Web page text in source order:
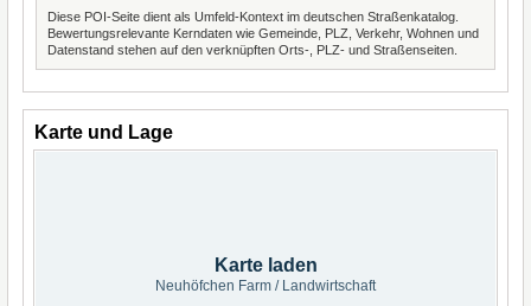
Diese POI-Seite dient als Umfeld-Kontext im deutschen Straßenkatalog.
Bewertungsrelevante Kerndaten wie Gemeinde, PLZ, Verkehr, Wohnen und
Datenstand stehen auf den verknüpften Orts-, PLZ- und Straßenseiten.
Karte und Lage
Karte laden
Neuhöfchen Farm / Landwirtschaft